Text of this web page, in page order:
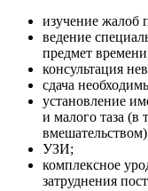
изучение жалоб
ведение
предмет
консультация
сдача
установление
и малого таза
УЗИ;
комплексное
затруднения